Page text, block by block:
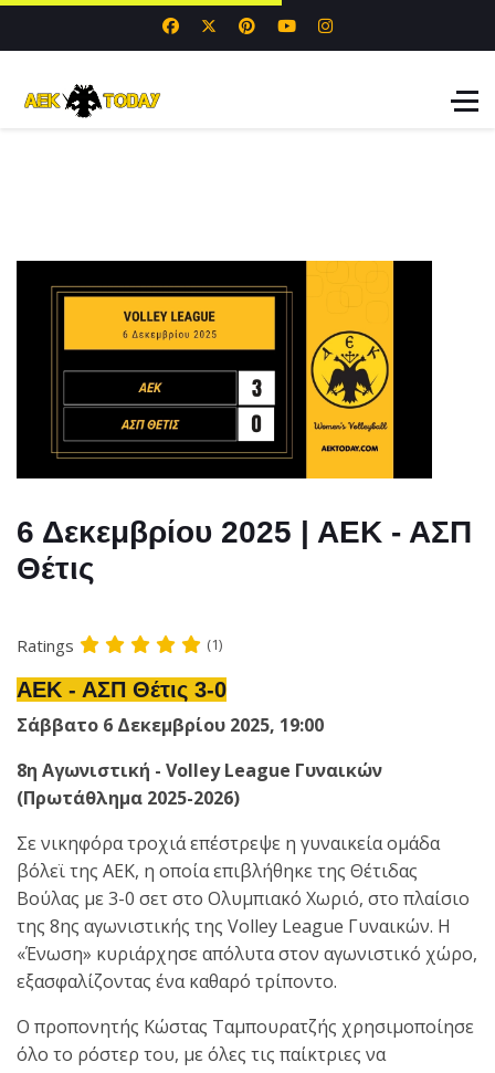
6 Δεκεμβρίου 2025 | ΑΕΚ - ΑΣΠ
Θέτις
Ratings (1)
ΑΕΚ - ΑΣΠ Θέτις 3-0
Σάββατο 6 Δεκεμβρίου 2025, 19:00
8η Αγωνιστική - Volley League Γυναικών
(Πρωτάθλημα 2025-2026)
Σε νικηφόρα τροχιά επέστρεψε η γυναικεία ομάδα
βόλεϊ της ΑΕΚ, η οποία επιβλήθηκε της Θέτιδας
Βούλας με 3-0 σετ στο Ολυμπιακό Χωριό, στο πλαίσιο
της 8ης αγωνιστικής της Volley League Γυναικών. Η
«Ένωση» κυριάρχησε απόλυτα στον αγωνιστικό χώρο,
εξασφαλίζοντας ένα καθαρό τρίποντο.
Ο προπονητής Κώστας Ταμπουρατζής χρησιμοποίησε
όλο το ρόστερ του, με όλες τις παίκτριες να